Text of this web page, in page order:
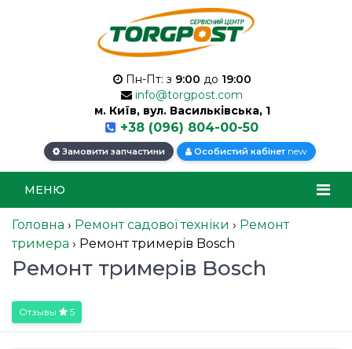
Пн-Пт: з 9:00 до 19:00
info@torgpost.com
м. Київ, вул. Васильківська, 1
+38 (096) 804-00-50
Замовити запчастини Особистий кабінет new
МЕНЮ
Головна › Ремонт садової техніки › Ремонт
тримера › Ремонт тримерів Bosch
Ремонт тримерів Bosch
Отзывы 5